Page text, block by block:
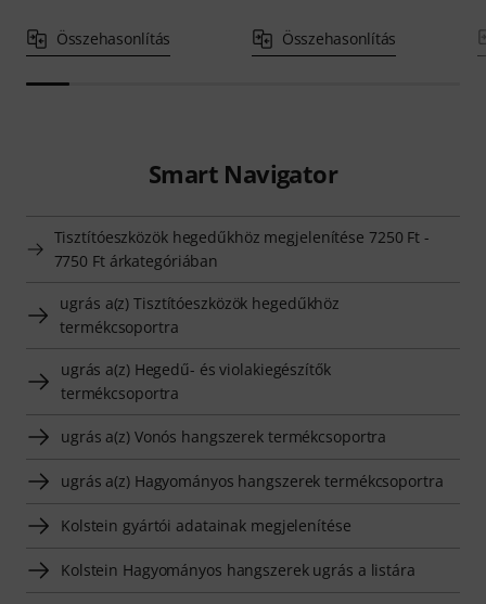
Összehasonlítás Összehasonlítás
Smart Navigator
Tisztítóeszközök hegedűkhöz megjelenítése 7250 Ft -
7750 Ft árkategóriában
ugrás a(z) Tisztítóeszközök hegedűkhöz
termékcsoportra
ugrás a(z) Hegedű- és violakiegészítők
termékcsoportra
ugrás a(z) Vonós hangszerek termékcsoportra
ugrás a(z) Hagyományos hangszerek termékcsoportra
Kolstein gyártói adatainak megjelenítése
Kolstein Hagyományos hangszerek ugrás a listára